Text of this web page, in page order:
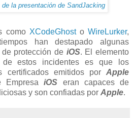
la presentación de SandJacking
como XCodeGhostoWireLurker,
han destapado algunas
protección de iOS. El elemento
estos incidentes es que los
certificados emitidos por Apple
EmpresaiOS eran capaces de
y son confiadas por Apple.